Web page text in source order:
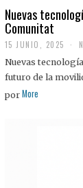
Nuevas
Comunitat
15 JUNIO, 2025
Nuevas
futuro de la
por More